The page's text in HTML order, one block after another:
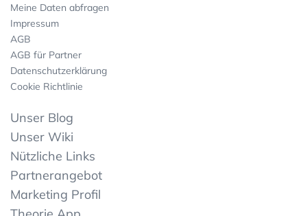
Meine Daten abfragen
Impressum
AGB
AGB für Partner
Datenschutzerklärung
Cookie Richtlinie
Unser Blog
Unser Wiki
Nützliche Links
Partnerangebot
Marketing Profil